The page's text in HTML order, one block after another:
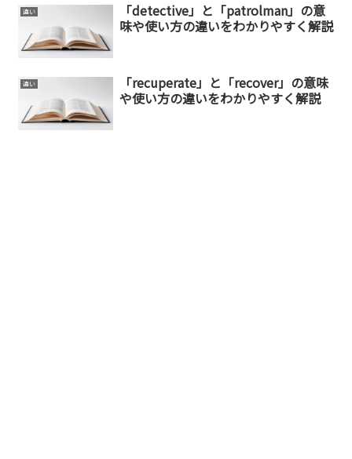
違い
「detective」と「patrolman」の意
味や使い方の違いをわかりやすく解説
違い
「recuperate」と「recover」の意味
や使い方の違いをわかりやすく解説